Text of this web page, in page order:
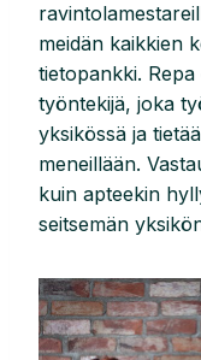
meidän kaikkien
tietopankki.
työntekijä, joka
yksikössä ja
meneillään.
kuin apteekin
seitsemän